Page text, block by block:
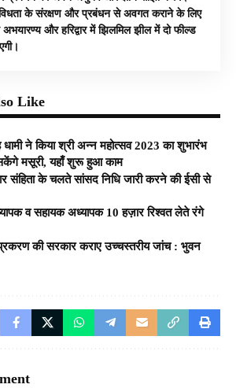
के संरक्षण और प्रबंधन से अवगत कराने के लिए
और हरिद्वार में झिलमिल झील में दो फील्ड
Like
धामी ने किया श्री अन्न महोत्सव 2023 का शुभारंभ
मसूरी, यहाँ शुरू हुआ काम
संहिता के चलते सांसद निधि जारी करने की ईसी से
व सहायक अध्यापक 10 हज़ार रिश्वत लेते रंगे
की सरकार कराए उच्चस्तरीय जांच : भुवन